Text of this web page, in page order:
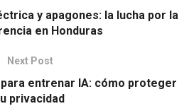
y apagones: la lucha por la
en Honduras
Next Post
entrenar IA: cómo proteger
privacidad